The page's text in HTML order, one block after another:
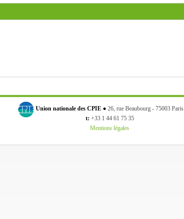
Union nationale des CPIE ● 26, rue Beaubourg - 75003 Paris
t: +33 1 44 61 75 35
Mentions légales